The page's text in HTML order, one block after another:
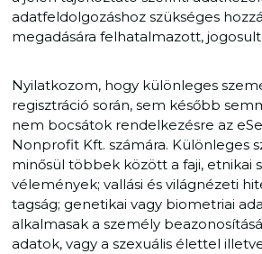
adatfeldolgozáshoz szükséges
megadására felhatalmazott,
Nyilatkozom, hogy különleges
regisztráció során, sem később
nem bocsátok rendelkezésre az
Nonprofit Kft. számára. Különleges
minősül többek között a faji, etnikai
vélemények; vallási és világnézeti
tagság; genetikai vagy biometriai
alkalmasak a személy
adatok, vagy a szexuális élettel